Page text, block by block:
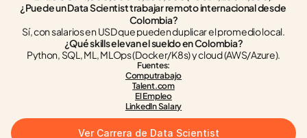
¿Puede un Data Scientist trabajar remoto internacional desde
Colombia?
Sí, con salarios en USD que pueden duplicar el promedio local.
¿Qué skills elevan el sueldo en Colombia?
Python, SQL, ML, MLOps (Docker/K8s) y cloud (AWS/Azure).
Fuentes:
Computrabajo
Talent.com
El Empleo
LinkedIn Salary
Ver Carrera de Data Scientist